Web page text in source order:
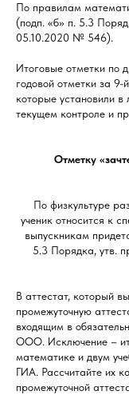
По правилам
(подп. «б» п. 5.3
05.10.2020 № 546).
Итоговые отметки по
годовой отметки за
которые установили
текущем контроле и
Отметку
По физкультуре
ученик относится к
выпускникам
5.3 Порядка, утв.
В аттестат, который
промежуточную
входящим в
ООО. Исключение –
математике и двум
ГИА. Рассчитайте их
промежуточной